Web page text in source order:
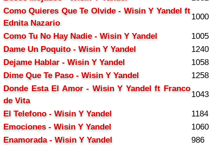
Como Quieres Que Te Olvide - Wisin Y Yandel ft
Ednita Nazario
1000
Como Tu No Hay Nadie - Wisin Y Yandel
1005
Dame Un Poquito - Wisin Y Yandel
1240
Dejame Hablar - Wisin Y Yandel
1058
Dime Que Te Paso - Wisin Y Yandel
1258
Donde Esta El Amor - Wisin Y Yandel ft Franco
de Vita
1043
El Telefono - Wisin Y Yandel
1184
Emociones - Wisin Y Yandel
1060
Enamorada - Wisin Y Yandel
986